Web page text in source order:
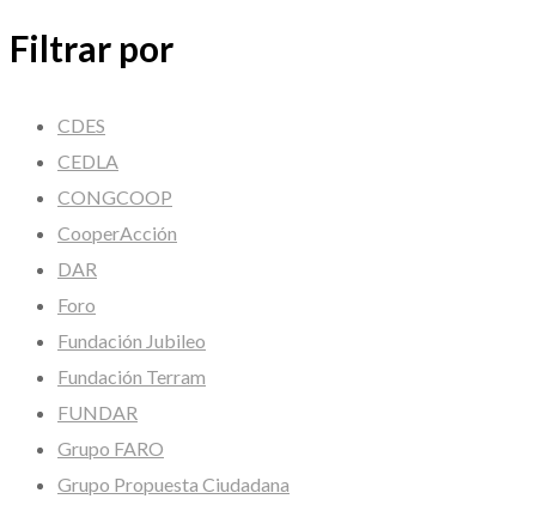
Filtrar por
CDES
CEDLA
CONGCOOP
CooperAcción
DAR
Foro
Fundación Jubileo
Fundación Terram
FUNDAR
Grupo FARO
Grupo Propuesta Ciudadana